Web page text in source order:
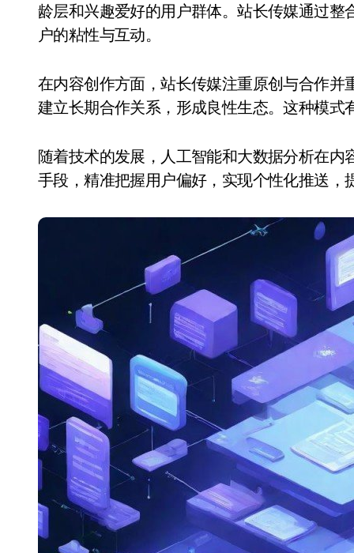
龄层和兴趣爱好的用户群体。站长传媒通过
户的粘性与互动。
在内容创作方面，站长传媒注重原创与合作
建立长期合作关系，形成良性生态。这种模
随着技术的发展，人工智能和大数据分析在
手段，精准把握用户偏好，实现个性化推送，